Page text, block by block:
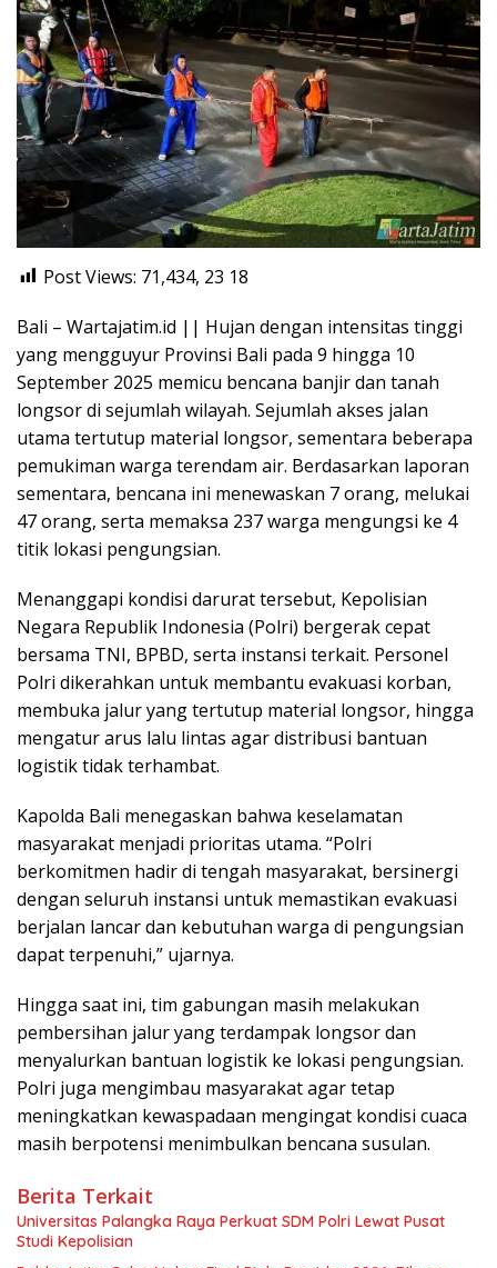
Post Views: 71,434, 23 18
Bali – Wartajatim.id || Hujan dengan intensitas tinggi
yang mengguyur Provinsi Bali pada 9 hingga 10
September 2025 memicu bencana banjir dan tanah
longsor di sejumlah wilayah. Sejumlah akses jalan
utama tertutup material longsor, sementara beberapa
pemukiman warga terendam air. Berdasarkan laporan
sementara, bencana ini menewaskan 7 orang, melukai
47 orang, serta memaksa 237 warga mengungsi ke 4
titik lokasi pengungsian.
Menanggapi kondisi darurat tersebut, Kepolisian
Negara Republik Indonesia (Polri) bergerak cepat
bersama TNI, BPBD, serta instansi terkait. Personel
Polri dikerahkan untuk membantu evakuasi korban,
membuka jalur yang tertutup material longsor, hingga
mengatur arus lalu lintas agar distribusi bantuan
logistik tidak terhambat.
Kapolda Bali menegaskan bahwa keselamatan
masyarakat menjadi prioritas utama. “Polri
berkomitmen hadir di tengah masyarakat, bersinergi
dengan seluruh instansi untuk memastikan evakuasi
berjalan lancar dan kebutuhan warga di pengungsian
dapat terpenuhi,” ujarnya.
Hingga saat ini, tim gabungan masih melakukan
pembersihan jalur yang terdampak longsor dan
menyalurkan bantuan logistik ke lokasi pengungsian.
Polri juga mengimbau masyarakat agar tetap
meningkatkan kewaspadaan mengingat kondisi cuaca
masih berpotensi menimbulkan bencana susulan.
Berita Terkait
Universitas Palangka Raya Perkuat SDM Polri Lewat Pusat
Studi Kepolisian